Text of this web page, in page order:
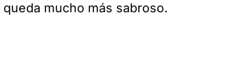
mucho más sabroso.